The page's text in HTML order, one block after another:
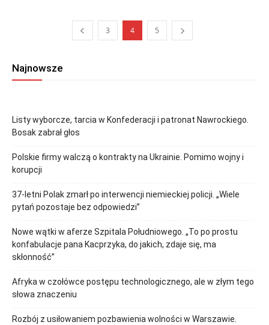
3 4 5
Najnowsze
Listy wyborcze, tarcia w Konfederacji i patronat Nawrockiego.
Bosak zabrał głos
Polskie firmy walczą o kontrakty na Ukrainie. Pomimo wojny i
korupcji
37-letni Polak zmarł po interwencji niemieckiej policji. „Wiele
pytań pozostaje bez odpowiedzi”
Nowe wątki w aferze Szpitala Południowego. „To po prostu
konfabulacje pana Kacprzyka, do jakich, zdaje się, ma
skłonność”
Afryka w czołówce postępu technologicznego, ale w złym tego
słowa znaczeniu
Rozbój z usiłowaniem pozbawienia wolności w Warszawie.